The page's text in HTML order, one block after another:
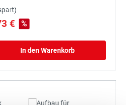
€ %
In den Warenkorb